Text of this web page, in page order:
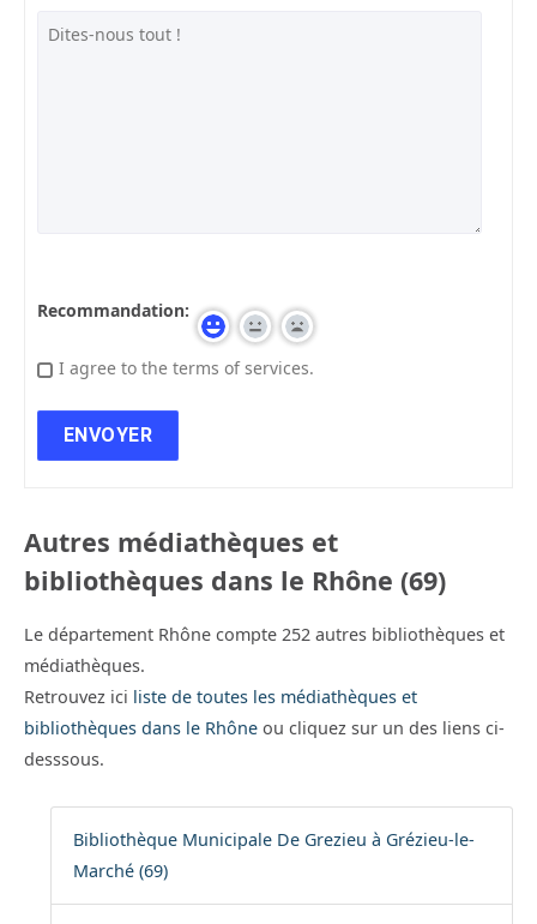
Recommandation:
I agree to the terms of services.
Autres médiathèques et
bibliothèques dans le Rhône (69)
Le département Rhône compte 252 autres bibliothèques et
médiathèques.
Retrouvez ici liste de toutes les médiathèques et
bibliothèques dans le Rhône ou cliquez sur un des liens ci-
desssous.
Bibliothèque Municipale De Grezieu à Grézieu-le-
Marché (69)